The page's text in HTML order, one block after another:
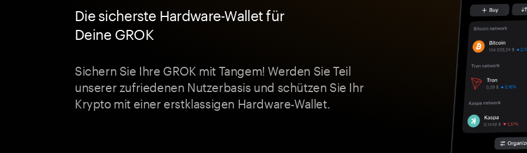
Die sicherste Hardware-Wallet für
Deine GROK
Sichern Sie Ihre GROK mit Tangem! Werden Sie Teil
unserer zufriedenen Nutzerbasis und schützen Sie Ihr
Krypto mit einer erstklassigen Hardware-Wallet.